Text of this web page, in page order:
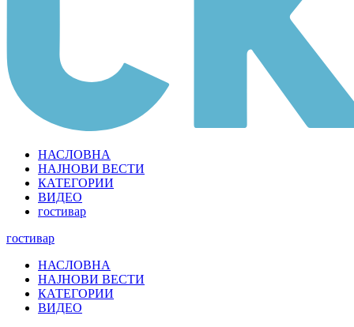
НАСЛОВНА
НАЈНОВИ ВЕСТИ
КАТЕГОРИИ
ВИДЕО
гостивар
гостивар
НАСЛОВНА
НАЈНОВИ ВЕСТИ
КАТЕГОРИИ
ВИДЕО